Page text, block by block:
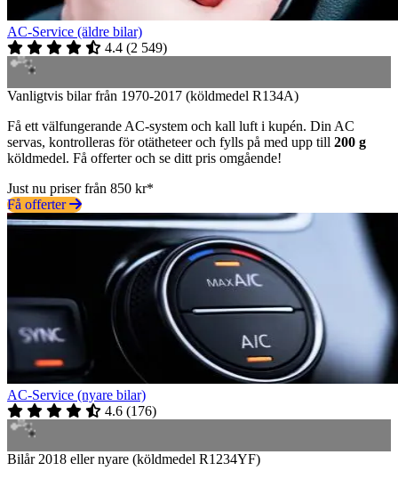
AC-Service (äldre bilar)
4.4 (2 549)
Vanligtvis bilar från 1970-2017 (köldmedel R134A)
Få ett välfungerande AC-system och kall luft i kupén. Din AC
servas, kontrolleras för otätheteer och fylls på med upp till 200 g
köldmedel. Få offerter och se ditt pris omgående!
Just nu priser från 850 kr*
Få offerter
AC-Service (nyare bilar)
4.6 (176)
Bilår 2018 eller nyare (köldmedel R1234YF)